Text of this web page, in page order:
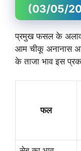
(03/05/
प्रमुख फसल के
आम चीकू अनानास
के ताजा भाव इस
फल